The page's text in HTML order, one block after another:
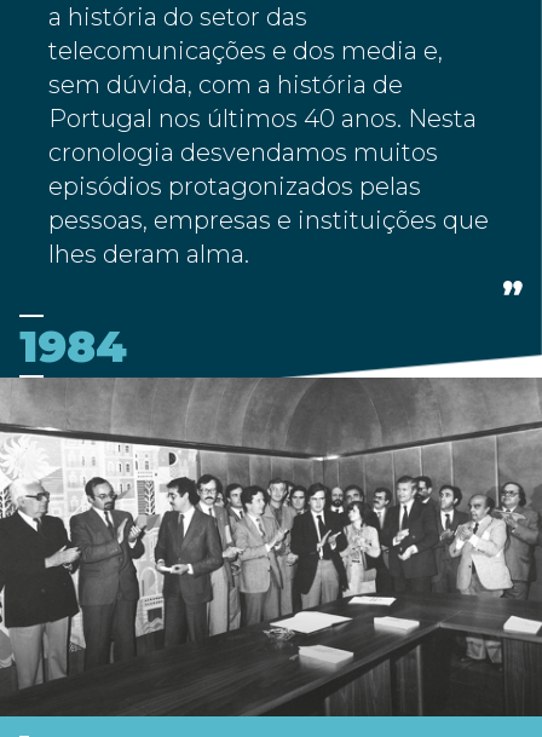
a história do setor das
telecomunicações e dos media e,
sem dúvida, com a história de
Portugal nos últimos 40 anos. Nesta
cronologia desvendamos muitos
episódios protagonizados pelas
pessoas, empresas e instituições que
lhes deram alma.
1984